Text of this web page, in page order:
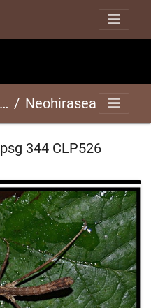
Neohirasea nanapsg 344 CLP526
344 CLP526